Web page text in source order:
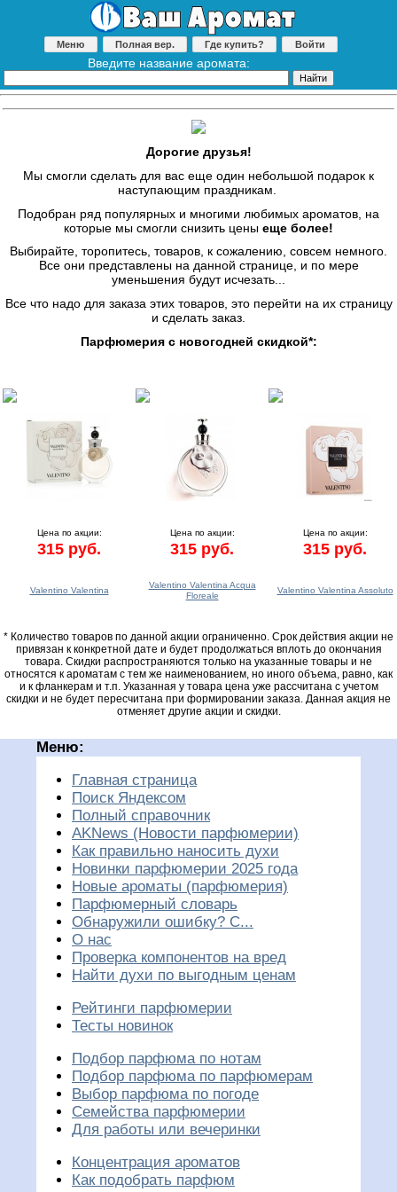
Меню Полная вер. Где купить? Войти
Введите название аромата:
Дорогие друзья!
Мы смогли сделать для вас еще один небольшой подарок к
наступающим праздникам.
Подобран ряд популярных и многими любимых ароматов, на
которые мы смогли снизить цены еще более!
Выбирайте, торопитесь, товаров, к сожалению, совсем немного.
Все они представлены на данной странице, и по мере
уменьшения будут исчезать...
Все что надо для заказа этих товаров, это перейти на их страницу
и сделать заказ.
Парфюмерия с новогодней скидкой*:
Цена по акции:
315 руб.
Valentino Valentina
Цена по акции:
315 руб.
Valentino Valentina Acqua
Floreale
Цена по акции:
315 руб.
Valentino Valentina Assoluto
* Количество товаров по данной акции ограниченно. Срок действия акции не
привязан к конкретной дате и будет продолжаться вплоть до окончания
товара. Скидки распространяются только на указанные товары и не
относятся к ароматам с тем же наименованием, но иного объема, равно, как
и к фланкерам и т.п. Указанная у товара цена уже рассчитана с учетом
скидки и не будет пересчитана при формировании заказа. Данная акция не
отменяет другие акции и скидки.
Меню:
Главная страница
Поиск Яндексом
Полный справочник
AKNews (Новости парфюмерии)
Как правильно наносить духи
Новинки парфюмерии 2025 года
Новые ароматы (парфюмерия)
Парфюмерный словарь
Обнаружили ошибку? С...
О нас
Проверка компонентов на вред
Найти духи по выгодным ценам
Рейтинги парфюмерии
Тесты новинок
Подбор парфюма по нотам
Подбор парфюма по парфюмерам
Выбор парфюма по погоде
Семейства парфюмерии
Для работы или вечеринки
Концентрация ароматов
Как подобрать парфюм